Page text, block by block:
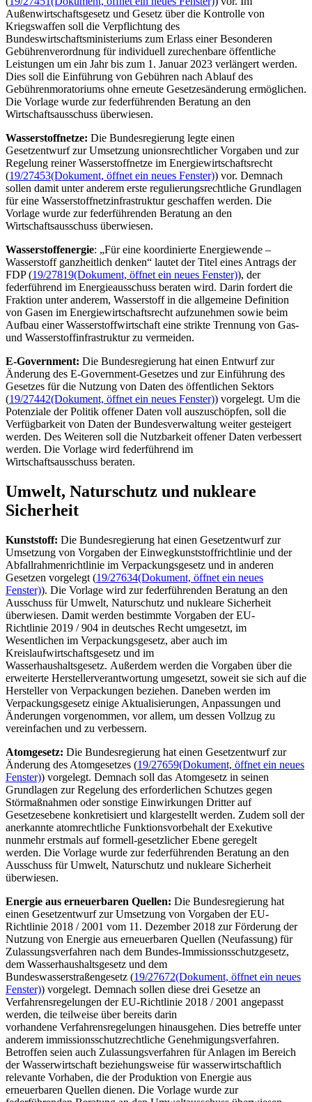
Außenwirtschaftsgesetz und Gesetz über die Kontrolle von
Kriegswaffen soll die Verpflichtung des
Bundeswirtschaftsministeriums zum Erlass einer Besonderen
Gebührenverordnung für individuell zurechenbare öffentliche
Leistungen um ein Jahr bis zum 1. Januar 2023 verlängert werden.
Dies soll die Einführung von Gebühren nach Ablauf des
Gebührenmoratoriums ohne erneute Gesetzesänderung ermöglichen.
Die Vorlage wurde zur federführenden Beratung an den
Wirtschaftsausschuss überwiesen.
Wasserstoffnetze: Die Bundesregierung legte einen
Gesetzentwurf zur Umsetzung unionsrechtlicher Vorgaben und zur
Regelung reiner Wasserstoffnetze im Energiewirtschaftsrecht
(19/27453(Dokument, öffnet ein neues Fenster)) vor. Demnach
sollen damit unter anderem erste regulierungsrechtliche Grundlagen
für eine Wasserstoffnetzinfrastruktur geschaffen werden. Die
Vorlage wurde zur federführenden Beratung an den
Wirtschaftsausschuss überwiesen.
Wasserstoffenergie: „Für eine koordinierte Energiewende –
Wasserstoff ganzheitlich denken“ lautet der Titel eines Antrags der
FDP (19/27819(Dokument, öffnet ein neues Fenster)), der
federführend im Energieausschuss beraten wird. Darin fordert die
Fraktion unter anderem, Wasserstoff in die allgemeine Definition
von Gasen im Energiewirtschaftsrecht aufzunehmen sowie beim
Aufbau einer Wasserstoffwirtschaft eine strikte Trennung von Gas-
und Wasserstoffinfrastruktur zu vermeiden.
E-Government: Die Bundesregierung hat einen Entwurf zur
Änderung des E-Government-Gesetzes und zur Einführung des
Gesetzes für die Nutzung von Daten des öffentlichen Sektors
(19/27442(Dokument, öffnet ein neues Fenster)) vorgelegt. Um die
Potenziale der Politik offener Daten voll auszuschöpfen, soll die
Verfügbarkeit von Daten der Bundesverwaltung weiter gesteigert
werden. Des Weiteren soll die Nutzbarkeit offener Daten verbessert
werden. Die Vorlage wird federführend im
Wirtschaftsausschuss beraten.
Umwelt, Naturschutz und nukleare
Sicherheit
Kunststoff: Die Bundesregierung hat einen Gesetzentwurf zur
Umsetzung von Vorgaben der Einwegkunststoffrichtlinie und der
Abfallrahmenrichtlinie im Verpackungsgesetz und in anderen
Gesetzen vorgelegt (19/27634(Dokument, öffnet ein neues
Fenster)). Die Vorlage wird zur federführenden Beratung an den
Ausschuss für Umwelt, Naturschutz und nukleare Sicherheit
überwiesen. Damit werden bestimmte Vorgaben der EU-
Richtlinie 2019 / 904 in deutsches Recht umgesetzt, im
Wesentlichen im Verpackungsgesetz, aber auch im
Kreislaufwirtschaftsgesetz und im
Wasserhaushaltsgesetz. Außerdem werden die Vorgaben über die
erweiterte Herstellerverantwortung umgesetzt, soweit sie sich auf die
Hersteller von Verpackungen beziehen. Daneben werden im
Verpackungsgesetz einige Aktualisierungen, Anpassungen und
Änderungen vorgenommen, vor allem, um dessen Vollzug zu
vereinfachen und zu verbessern.
Atomgesetz: Die Bundesregierung hat einen Gesetzentwurf zur
Änderung des Atomgesetzes (19/27659(Dokument, öffnet ein neues
Fenster)) vorgelegt. Demnach soll das Atomgesetz in seinen
Grundlagen zur Regelung des erforderlichen Schutzes gegen
Störmaßnahmen oder sonstige Einwirkungen Dritter auf
Gesetzesebene konkretisiert und klargestellt werden. Zudem soll der
anerkannte atomrechtliche Funktionsvorbehalt der Exekutive
nunmehr erstmals auf formell-gesetzlicher Ebene geregelt
werden. Die Vorlage wurde zur federführenden Beratung an den
Ausschuss für Umwelt, Naturschutz und nukleare Sicherheit
überwiesen.
Energie aus erneuerbaren Quellen: Die Bundesregierung hat
einen Gesetzentwurf zur Umsetzung von Vorgaben der EU-
Richtlinie 2018 / 2001 vom 11. Dezember 2018 zur Förderung der
Nutzung von Energie aus erneuerbaren Quellen (Neufassung) für
Zulassungsverfahren nach dem Bundes-Immissionsschutzgesetz,
dem Wasserhaushaltsgesetz und dem
Bundeswasserstraßengesetz (19/27672(Dokument, öffnet ein neues
Fenster)) vorgelegt. Demnach sollen diese drei Gesetze an
Verfahrensregelungen der EU-Richtlinie 2018 / 2001 angepasst
werden, die teilweise über bereits darin
vorhandene Verfahrensregelungen hinausgehen. Dies betreffe unter
anderem immissionsschutzrechtliche Genehmigungsverfahren.
Betroffen seien auch Zulassungsverfahren für Anlagen im Bereich
der Wasserwirtschaft beziehungsweise für wasserwirtschaftlich
relevante Vorhaben, die der Produktion von Energie aus
erneuerbaren Quellen dienen. Die Vorlage wurde zur